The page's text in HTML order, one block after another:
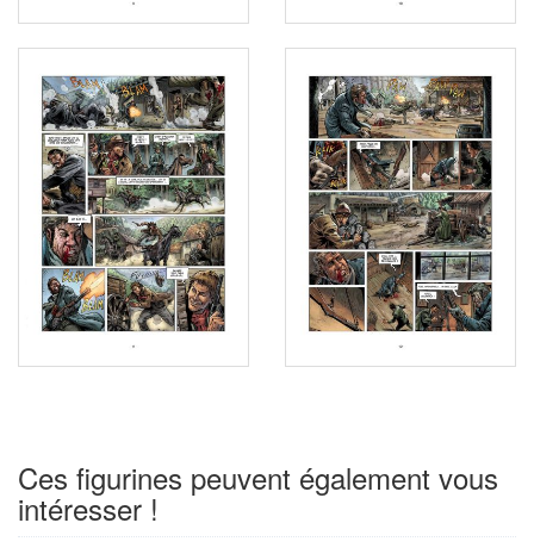
Ces figurines peuvent également vous
intéresser !